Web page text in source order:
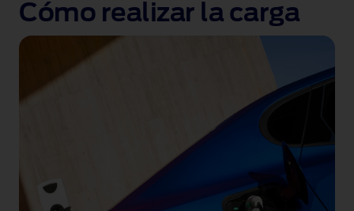
Cómo realizar la carga